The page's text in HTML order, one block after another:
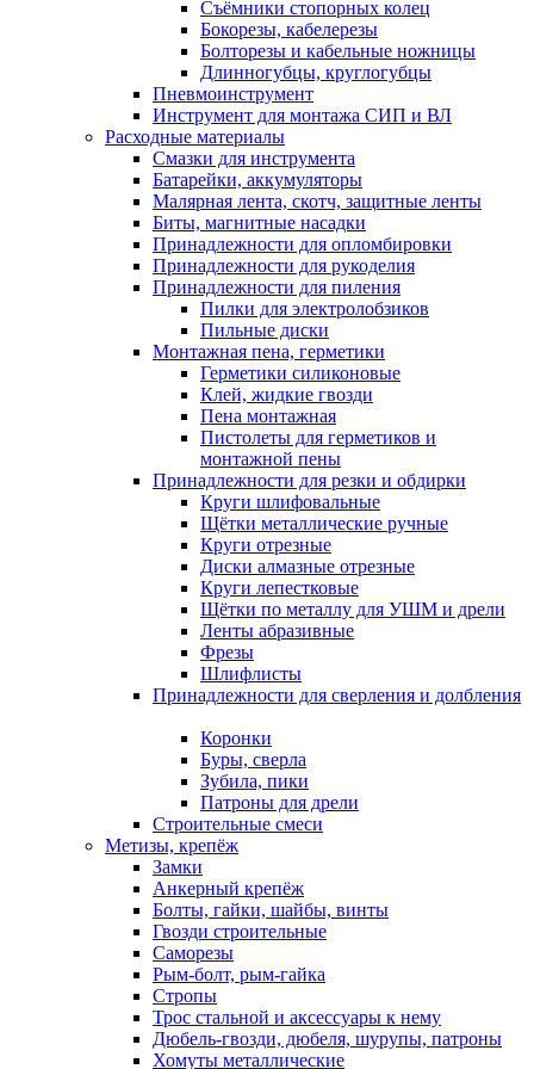
Съёмники стопорных колец
Бокорезы, кабелерезы
Болторезы и кабельные ножницы
Длинногубцы, круглогубцы
Пневмоинструмент
Инструмент для монтажа СИП и ВЛ
Расходные материалы
Смазки для инструмента
Батарейки, аккумуляторы
Малярная лента, скотч, защитные ленты
Биты, магнитные насадки
Принадлежности для опломбировки
Принадлежности для рукоделия
Принадлежности для пиления
Пилки для электролобзиков
Пильные диски
Монтажная пена, герметики
Герметики силиконовые
Клей, жидкие гвозди
Пена монтажная
Пистолеты для герметиков и
монтажной пены
Принадлежности для резки и обдирки
Круги шлифовальные
Щётки металлические ручные
Круги отрезные
Диски алмазные отрезные
Круги лепестковые
Щётки по металлу для УШМ и дрели
Ленты абразивные
Фрезы
Шлифлисты
Принадлежности для сверления и долбления
Коронки
Буры, сверла
Зубила, пики
Патроны для дрели
Строительные смеси
Метизы, крепёж
Замки
Анкерный крепёж
Болты, гайки, шайбы, винты
Гвозди строительные
Саморезы
Рым-болт, рым-гайка
Стропы
Трос стальной и аксессуары к нему
Дюбель-гвозди, дюбеля, шурупы, патроны
Хомуты металлические